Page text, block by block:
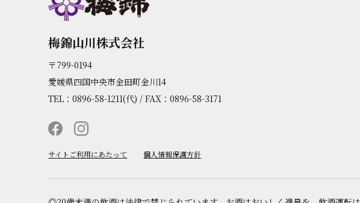
梅錦山川株式会社
〒799-0194
愛媛県四国中央市金田町金川14
TEL：0896-58-1211(代) / FAX：0896-58-3171
サイトご利用にあたって 個人情報保護方針